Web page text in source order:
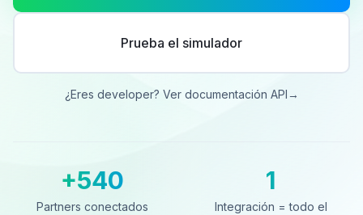
Prueba el simulador
¿Eres developer? Ver documentación API→
Partners conectados
+540
Partners conectados
Integración = todo el
1
Integración = todo el